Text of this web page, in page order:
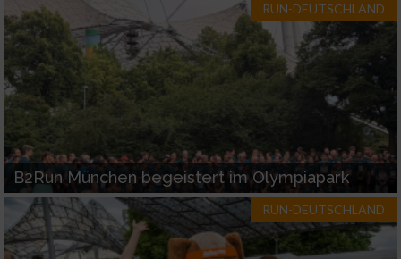
RUN-DEUTSCHLAND
B2Run München begeistert im Olympiapark
RUN-DEUTSCHLAND